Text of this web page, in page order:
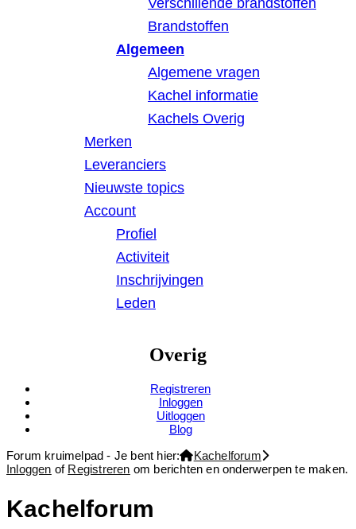
Verschillende brandstoffen
Brandstoffen
Algemeen
Algemene vragen
Kachel informatie
Kachels Overig
Merken
Leveranciers
Nieuwste topics
Account
Profiel
Activiteit
Inschrijvingen
Leden
Overig
Registreren
Inloggen
Uitloggen
Blog
Forum kruimelpad - Je bent hier:
Kachelforum
Inloggen of Registreren om berichten en onderwerpen te maken.
Kachelforum